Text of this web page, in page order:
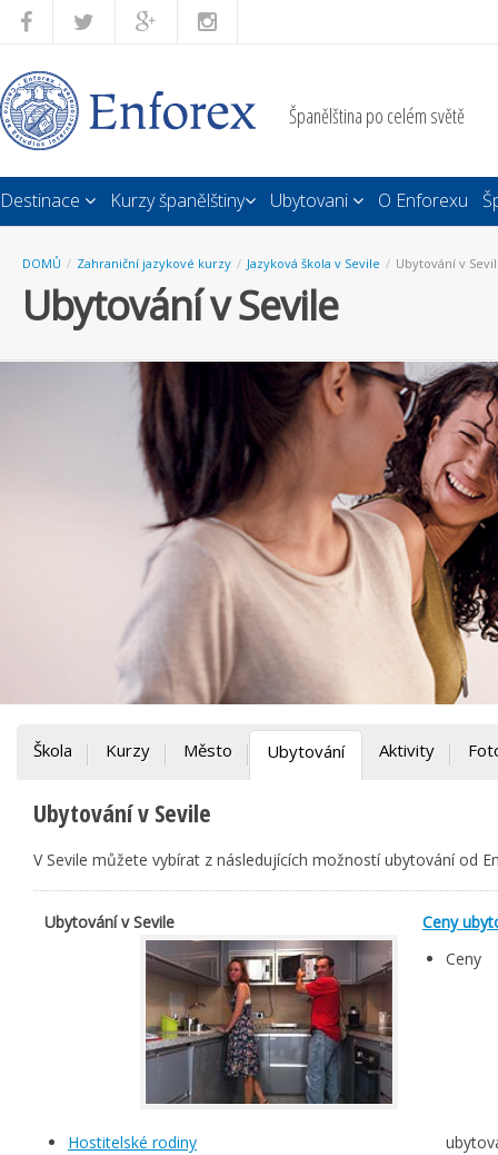
Španělština po celém světě
Destinace Kurzy španělštiny Ubytovani O Enforexu
DOMŮ / Zahraniční jazykové kurzy / Jazyková škola v Sevile / Ubytování v
Ubytování v Sevile
Škola Kurzy Město Ubytování Aktivity
Ubytování v Sevile
V Sevile můžete vybírat z následujících možností ubytování od
Ubytování v Sevile
Hostitelské rodiny
Ceny
Ceny